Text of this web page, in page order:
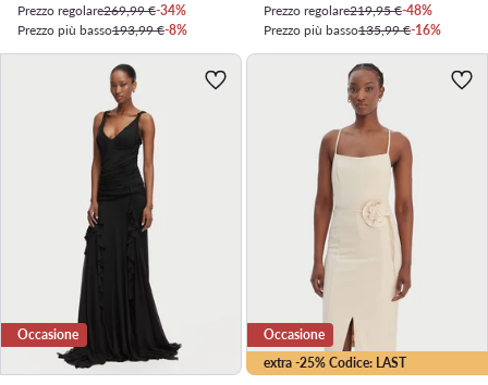
Prezzo regolare269,99 €-34%
Prezzo più basso193,99 €-8%
Prezzo regolare219,95 €-48%
Prezzo più basso135,99 €-16%
Occasione
extra -25% Codice: LAST
Occasione